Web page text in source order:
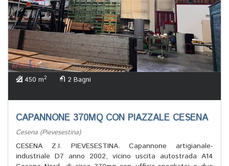
450 m2 2 Bagni
CAPANNONE 370MQ CON PIAZZALE CESENA
Cesena (Pievesestina)
CESENA Z.I. PIEVESESTINA. Capannone artigianale-
industriale D7 anno 2002, vicino uscita autostrada A14